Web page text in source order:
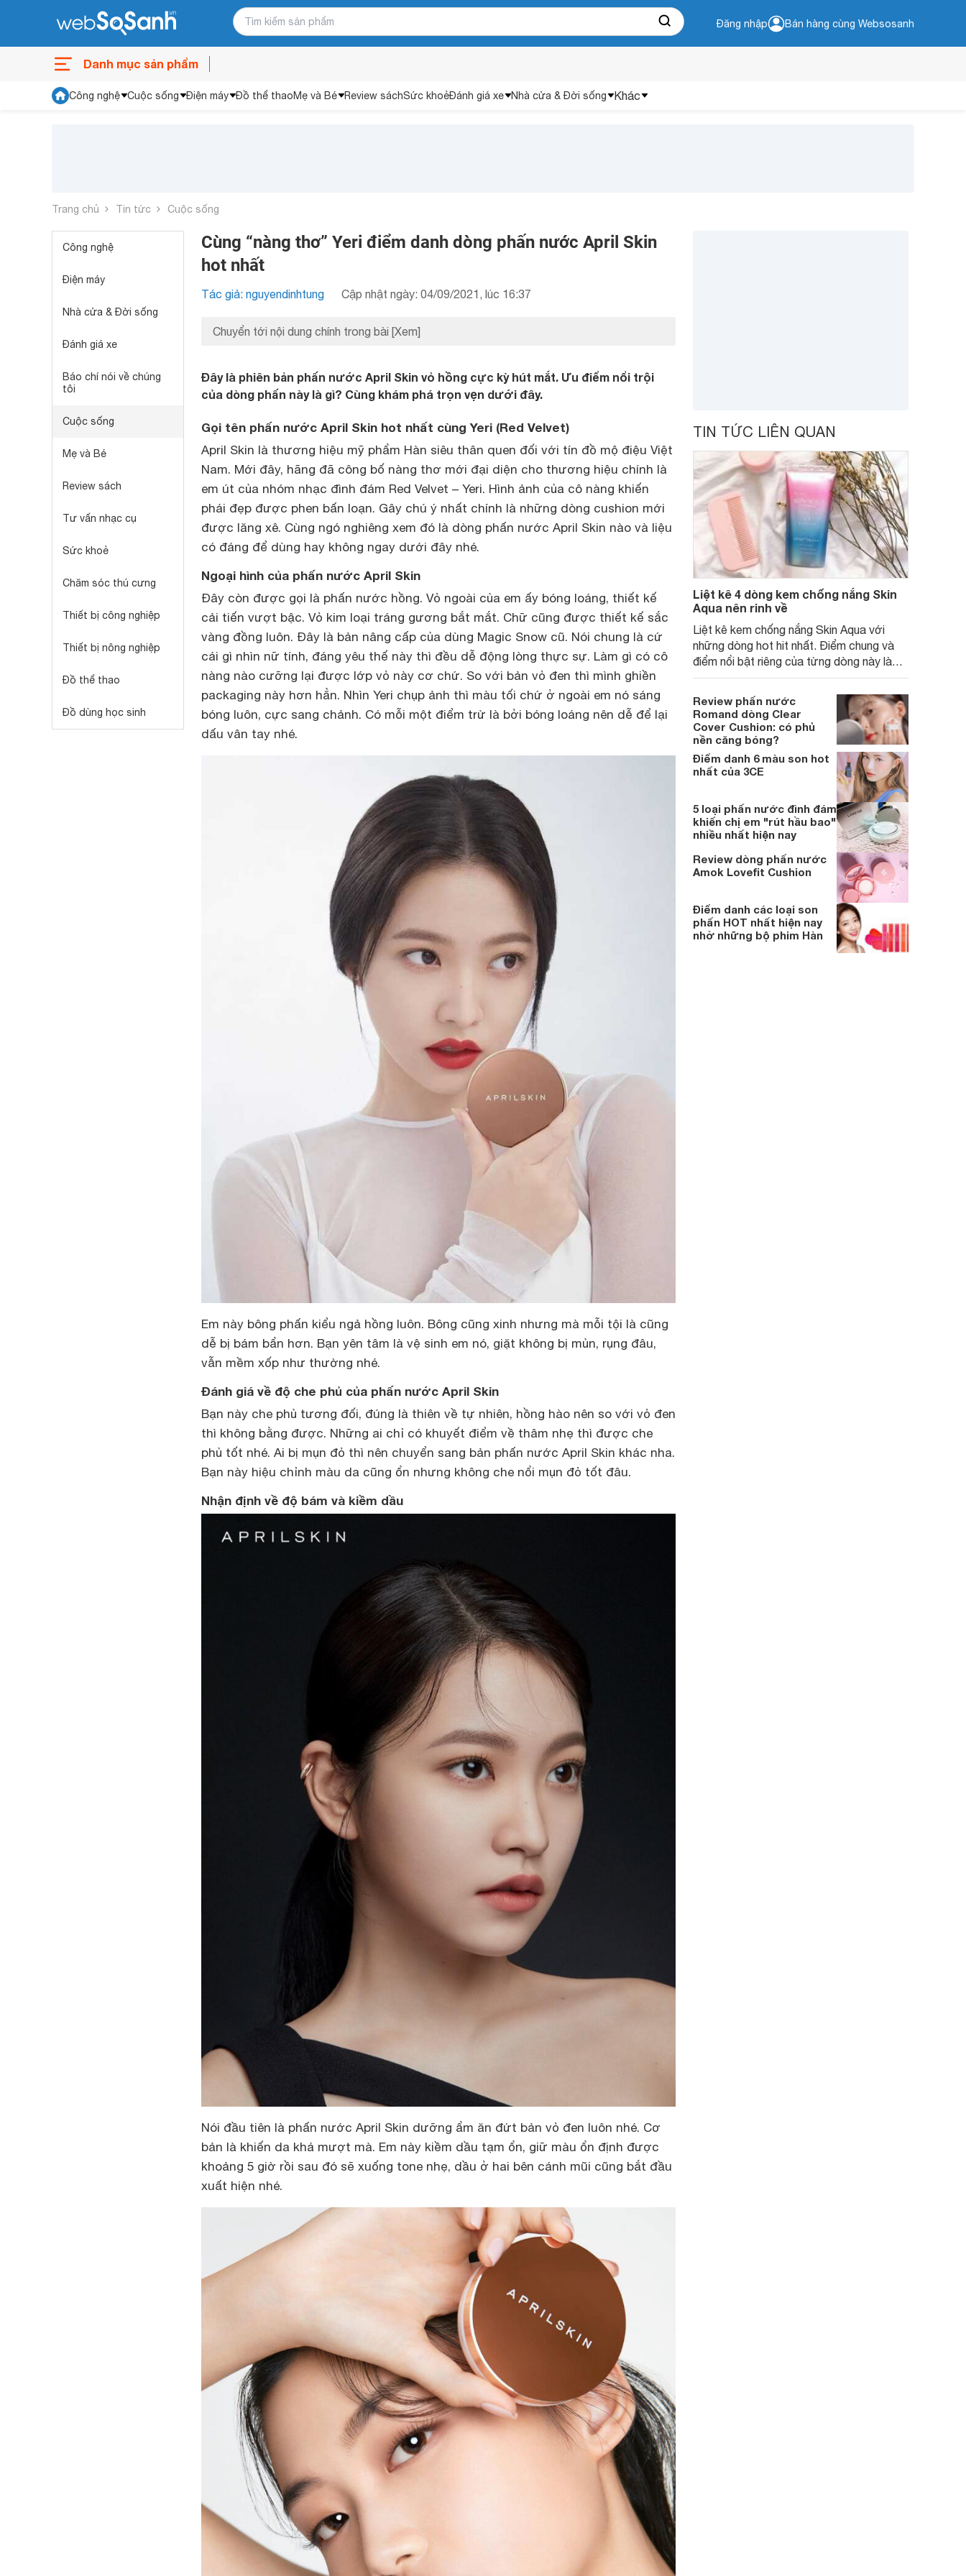
Đăng nhập Bán hàng cùng Websosanh
Danh mục sản phẩm
Công nghệ Cuộc sống Điện máy Đồ thể thaoMẹ và Bé Review sáchSức khoẻĐánh giá xe Nhà cửa & Đời sống Khác
Trang chủ Tin tức Cuộc sống
Công nghệ
Điện máy
Nhà cửa & Đời sống
Đánh giá xe
Báo chí nói về chúng
tôi
Cuộc sống
Mẹ và Bé
Review sách
Tư vấn nhạc cụ
Sức khoẻ
Chăm sóc thú cưng
Thiết bị công nghiệp
Thiết bị nông nghiệp
Đồ thể thao
Đồ dùng học sinh
Cùng “nàng thơ” Yeri điểm danh dòng phấn nước April Skin
hot nhất
Tác giả: nguyendinhtung Cập nhật ngày: 04/09/2021, lúc 16:37
Chuyển tới nội dung chính trong bài [Xem]
Đây là phiên bản phấn nước April Skin vỏ hồng cực kỳ hút mắt. Ưu điểm nổi trội
của dòng phấn này là gì? Cùng khám phá trọn vẹn dưới đây.
Gọi tên phấn nước April Skin hot nhất cùng Yeri (Red Velvet)
April Skin là thương hiệu mỹ phẩm Hàn siêu thân quen đối với tín đồ mộ điệu Việt
Nam. Mới đây, hãng đã công bố nàng thơ mới đại diện cho thương hiệu chính là
em út của nhóm nhạc đình đám Red Velvet – Yeri. Hình ảnh của cô nàng khiến
phái đẹp được phen bấn loạn. Gây chú ý nhất chính là những dòng cushion mới
được lăng xê. Cùng ngó nghiêng xem đó là dòng phấn nước April Skin nào và liệu
có đáng để dùng hay không ngay dưới đây nhé.
Ngoại hình của phấn nước April Skin
Đây còn được gọi là phấn nước hồng. Vỏ ngoài của em ấy bóng loáng, thiết kế
cải tiến vượt bậc. Vỏ kim loại tráng gương bắt mắt. Chữ cũng được thiết kế sắc
vàng đồng luôn. Đây là bản nâng cấp của dùng Magic Snow cũ. Nói chung là cứ
cái gì nhìn nữ tính, đáng yêu thế này thì đều dễ động lòng thực sự. Làm gì có cô
nàng nào cưỡng lại được lớp vỏ này cơ chứ. So với bản vỏ đen thì mình ghiền
packaging này hơn hẳn. Nhìn Yeri chụp ảnh thì màu tối chứ ở ngoài em nó sáng
bóng luôn, cực sang chảnh. Có mỗi một điểm trừ là bởi bóng loáng nên dễ để lại
dấu vân tay nhé.
Em này bông phấn kiểu ngả hồng luôn. Bông cũng xinh nhưng mà mỗi tội là cũng
dễ bị bám bẩn hơn. Bạn yên tâm là vệ sinh em nó, giặt không bị mủn, rụng đâu,
vẫn mềm xốp như thường nhé.
Đánh giá về độ che phủ của phấn nước April Skin
Bạn này che phủ tương đối, đúng là thiên về tự nhiên, hồng hào nên so với vỏ đen
thì không bằng được. Những ai chỉ có khuyết điểm về thâm nhẹ thì được che
phủ tốt nhé. Ai bị mụn đỏ thì nên chuyển sang bản phấn nước April Skin khác nha.
Bạn này hiệu chỉnh màu da cũng ổn nhưng không che nổi mụn đỏ tốt đâu.
Nhận định về độ bám và kiềm dầu
Nói đầu tiên là phấn nước April Skin dưỡng ẩm ăn đứt bản vỏ đen luôn nhé. Cơ
bản là khiến da khá mượt mà. Em này kiềm dầu tạm ổn, giữ màu ổn định được
khoảng 5 giờ rồi sau đó sẽ xuống tone nhẹ, dầu ở hai bên cánh mũi cũng bắt đầu
xuất hiện nhé.
TIN TỨC LIÊN QUAN
Liệt kê 4 dòng kem chống nắng Skin
Aqua nên rinh về
Liệt kê kem chống nắng Skin Aqua với
những dòng hot hit nhất. Điểm chung và
điểm nổi bật riêng của từng dòng này là
gì?
Review phấn nước
Romand dòng Clear
Cover Cushion: có phủ
nền căng bóng?
Điểm danh 6 màu son hot
nhất của 3CE
5 loại phấn nước đình đám
khiến chị em "rút hầu bao"
nhiều nhất hiện nay
Review dòng phấn nước
Amok Lovefit Cushion
Điểm danh các loại son
phấn HOT nhất hiện nay
nhờ những bộ phim Hàn